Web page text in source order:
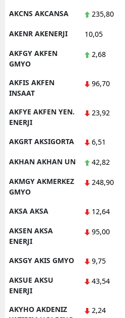
AKCNS AKCANSA 235,80
AKENR AKENERJI 10,05
AKFGY AKFEN
GMYO
2,68
AKFIS AKFEN
INSAAT
96,70
AKFYE AKFEN YEN.
ENERJI
23,92
AKGRT AKSIGORTA 6,51
AKHAN AKHAN UN 42,82
AKMGY AKMERKEZ
GMYO
248,90
AKSA AKSA 12,64
AKSEN AKSA
ENERJI
95,00
AKSGY AKIS GMYO 9,75
AKSUE AKSU
ENERJI
43,54
AKYHO AKDENIZ
2,24